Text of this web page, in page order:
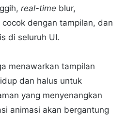
real-time blur,
dengan tampilan, dan
di seluruh UI.
menawarkan tampilan
dan halus untuk
yang menyenangkan
animasi akan bergantung